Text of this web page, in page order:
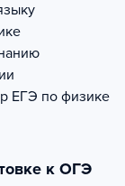
ЕГЭ по физике
к ОГЭ